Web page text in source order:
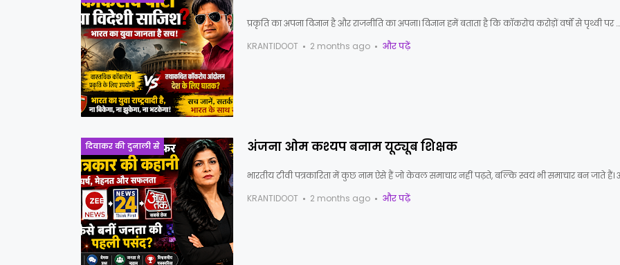
प्रकृति का अपना विज्ञान है और राजनीति का अपना। विज्ञान हमें बताता है कि कॉकरोच करोड़ों वर्षों से पृथ्वी पर …
KRANTIDOOT
2 months ago और पढ़ें
दिवाकर की दुनाली से अंजना ओम कश्यप बनाम यूट्यूब शिक्षक
भारतीय टीवी पत्रकारिता में कुछ नाम ऐसे हैं जो केवल समाचार नहीं पढ़ते, बल्कि स्वयं भी समाचार बन जाते हैं।
KRANTIDOOT
2 months ago और पढ़ें